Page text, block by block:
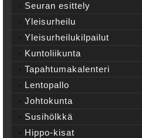
Seuran esittely
Yleisurheilu
Yleisurheilukilpailut
Kuntoliikunta
Tapahtumakalenteri
Lentopallo
Johtokunta
Susihölkkä
Hippo-kisat